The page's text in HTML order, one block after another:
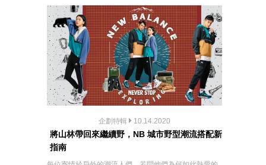
企劃特輯 10.14.2020
將山林帶回來繼續野，NB 城市野型潮流搭配新
指南